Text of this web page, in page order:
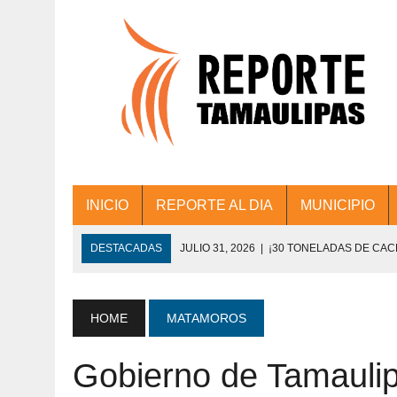
INICIO REPORTE AL DIA MUNICIPIO
DESTACADAS JULIO 31, 2026 | ¡30 TONELADAS DE
JULIO 30, 2026 | 💧🚰 ¡AGUA PARA LA COMUNIDAD!
JULIO 30, 2026 ¡TRABAJO EN EQUIPO Y RESULTADOS!
HOME MATAMOROS
Gobierno de